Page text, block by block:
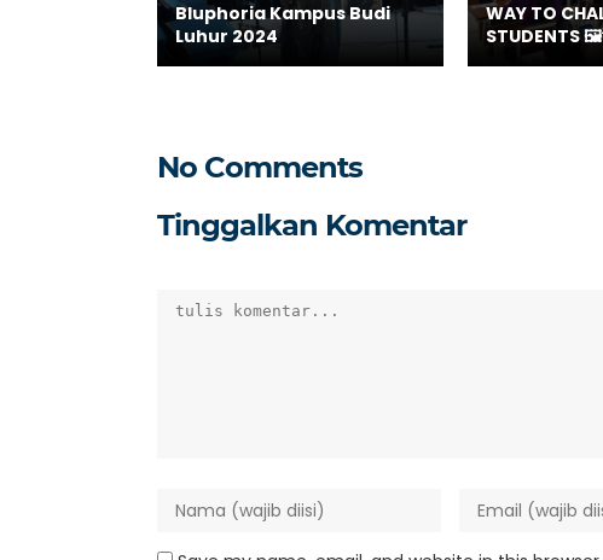
Bluphoria Kampus Budi
Luhur 2024
WAY TO
STUDENTS
No Comments
Tinggalkan Komentar